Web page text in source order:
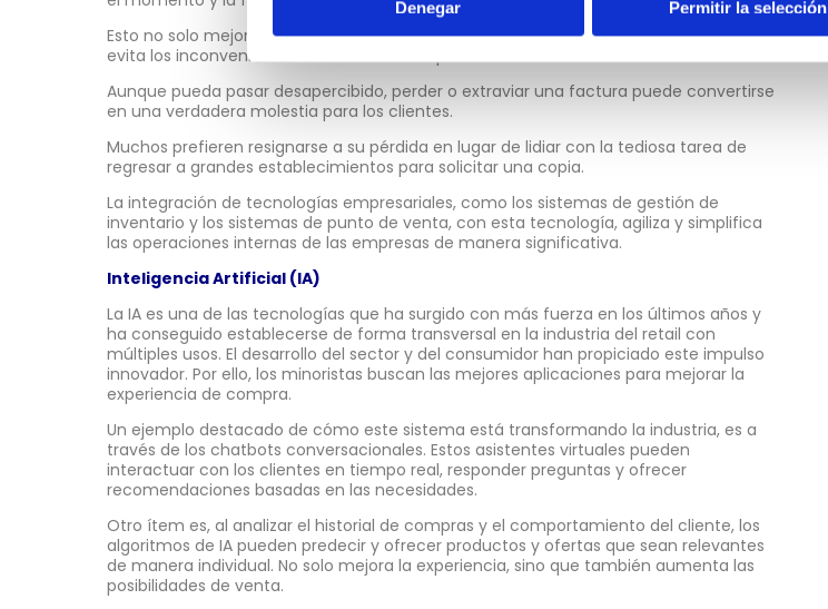
Denegar Permitir la selección
Esto no solo mejora considerablemente la experiencia del cliente, sino que también
evita los inconvenientes asociados con la pérdida o el extravío de facturas físicas.
Aunque pueda pasar desapercibido, perder o extraviar una factura puede convertirse
en una verdadera molestia para los clientes.
Muchos prefieren resignarse a su pérdida en lugar de lidiar con la tediosa tarea de
regresar a grandes establecimientos para solicitar una copia.
La integración de tecnologías empresariales, como los sistemas de gestión de
inventario y los sistemas de punto de venta, con esta tecnología, agiliza y simplifica
las operaciones internas de las empresas de manera significativa.
Inteligencia Artificial (IA)
La IA es una de las tecnologías que ha surgido con más fuerza en los últimos años y
ha conseguido establecerse de forma transversal en la industria del retail con
múltiples usos. El desarrollo del sector y del consumidor han propiciado este impulso
innovador. Por ello, los minoristas buscan las mejores aplicaciones para mejorar la
experiencia de compra.
Un ejemplo destacado de cómo este sistema está transformando la industria, es a
través de los chatbots conversacionales. Estos asistentes virtuales pueden
interactuar con los clientes en tiempo real, responder preguntas y ofrecer
recomendaciones basadas en las necesidades.
Otro ítem es, al analizar el historial de compras y el comportamiento del cliente, los
algoritmos de IA pueden predecir y ofrecer productos y ofertas que sean relevantes
de manera individual. No solo mejora la experiencia, sino que también aumenta las
posibilidades de venta.